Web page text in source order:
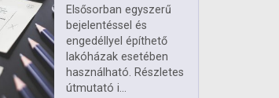
Elsősorban egyszerű
bejelentéssel és
engedéllyel építhető
lakóházak esetében
használható. Részletes
útmutató i...